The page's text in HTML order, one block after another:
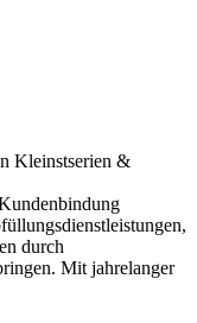
Kleinstserien &
durch
Mit jahrelanger